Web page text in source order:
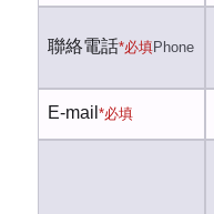
聯絡電話*必填Phone
E-mail *必填